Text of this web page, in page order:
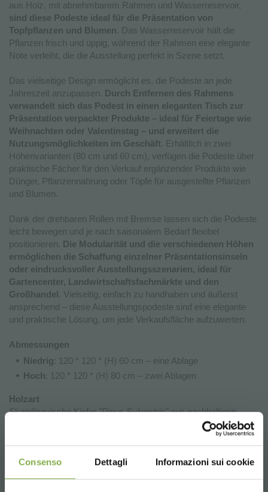
Consenso Dettagli Informazioni sui cookie
aus Holz, mit abnehmbarem Rahmen und Wasserreservoir,
sind diese Podeste ideal für die Präsentation von
Topfpflanzen und Blumen . Das Wasserreservoir hält die
Pflanzen frisch und üppig, während der Rahmen eine elegante
Note verleiht, die die Ausstellung perfekt in Szene setzt.
Das vielseitige Design ermöglicht es, die Podeste an jede
Jahreszeit anzupassen.
Durch Entfernen des Rahmens
verwandelt sich das Podest in einen eleganten Tisch zur
Präsentation verpackter Produkte – ideal für Feiertage wie
Weihnachten oder Valentinstag – und erweitert die
Nutzungsmöglichkeiten im Geschäft . Erhältlich in zwei
Höhenvarianten (80 cm und 60 cm), verfügen die Podeste über
praktische Fächer für den Verkauf ergänzender Produkte wie
Dünger, Pflanzennahrung oder Töpfe für ausgestellte Pflanzen
und Blumen.
Dank der drehbaren Rollen mit Bremse lassen sich die Podeste
leicht bewegen und je nach saisonalem Bedarf flexibel
positionieren.
Die Modularität und die verschiedenen Höhen
ermöglichen die Schaffung einzelner Präsentationsinseln
oder eindrucksvoller Ausstellungsszenarien, ideal für
Gartencenter, Landwirtschaftsfachmärkte und den
Großhandel
. Vielseitig, einfach zu handhaben und äußerst
ansprechend – diese Ausstellungspodeste sind eine elegante
und praktische Lösung, um jede Verkaufsfläche aufzuwerten.
Abmessungen
Niedrig : 120 * 120 * (H) 60 cm – eine Ablage
Hoch : 120 * 120 * (H) 80 cm – zwei Ablagen
Holzart
Skandinavische Kiefer"Pinus Sylvestris"aus nachhaltigen
FSC-zertifiziert
Es wird empfohlen, eine Last von 150 kg nicht zu überschreiten.